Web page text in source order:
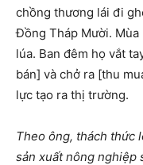
chồng thương lái đi
Đồng Tháp Mười.
lúa. Ban đêm họ vắt
bán] và chở ra [thu
lực tạo ra thị trường.
Theo ông, thách thức
sản xuất nông nghiệp